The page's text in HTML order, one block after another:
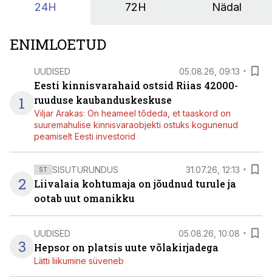
24H 72H Nädal
ENIMLOETUD
1
UUDISED 05.08.26, 09:13
Eesti kinnisvarahaid ostsid Riias 42000-
ruuduse kaubanduskeskuse
Viljar Arakas: On heameel tõdeda, et taaskord on
suuremahulise kinnisvaraobjekti ostuks kogunenud
peamiselt Eesti investorid
2
ST SISUTURUNDUS 31.07.26, 12:13
Liivalaia kohtumaja on jõudnud turule ja
ootab uut omanikku
3
UUDISED 05.08.26, 10:08
Hepsor on platsis uute võlakirjadega
Lätti liikumine süveneb